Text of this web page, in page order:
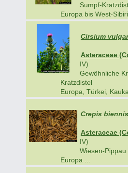
Sumpf-
Europa bis West-
Cirsium
Asteraceae
IV)
Gewöhnliche
Kratzdistel
Europa, Türkei,
Crepis
Asteraceae
IV)
Wiesen-Pippau
Europa ...